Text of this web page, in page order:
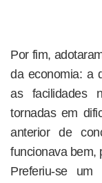
Por fim,
da economia: a
as facilidades
tornadas em
anterior de
funcionava bem,
Preferiu-se